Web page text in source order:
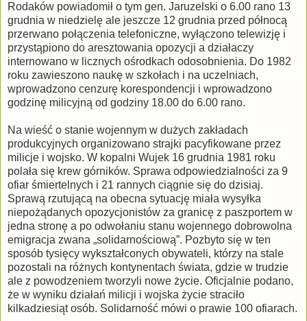
Rodaków powiadomił o tym gen. Jaruzelski o 6.00 rano 13
grudnia w niedzielę ale jeszcze 12 grudnia przed północą
przerwano połączenia telefoniczne, wyłączono telewizję i
przystąpiono do aresztowania opozycji a działaczy
internowano w licznych ośrodkach odosobnienia. Do 1982
roku zawieszono naukę w szkołach i na uczelniach,
wprowadzono cenzurę korespondencji i wprowadzono
godzinę milicyjną od godziny 18.00 do 6.00 rano.
Na wieść o stanie wojennym w dużych zakładach
produkcyjnych organizowano strajki pacyfikowane przez
milicje i wojsko. W kopalni Wujek 16 grudnia 1981 roku
polała się krew górników. Sprawa odpowiedzialności za 9
ofiar śmiertelnych i 21 rannych ciągnie się do dzisiaj.
Sprawą rzutującą na obecna sytuację miała wysyłka
niepożądanych opozycjonistów za granicę z paszportem w
jedna stronę a po odwołaniu stanu wojennego dobrowolna
emigracja zwana „solidarnościową”. Pozbyto się w ten
sposób tysięcy wykształconych obywateli, którzy na stale
pozostali na różnych kontynentach świata, gdzie w trudzie
ale z powodzeniem tworzyli nowe życie. Oficjalnie podano,
że w wyniku działań milicji i wojska życie straciło
kilkadziesiąt osób. Solidarność mówi o prawie 100 ofiarach.